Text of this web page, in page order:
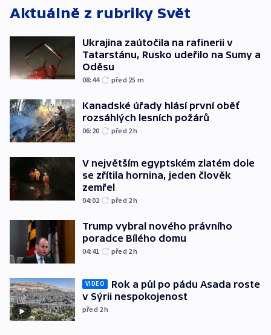
Aktuálně z rubriky Svět
Ukrajina zaútočila na rafinerii v
Tatarstánu, Rusko udeřilo na Sumy a
Oděsu
08:44 před 25 m
Kanadské úřady hlásí první oběť
rozsáhlých lesních požárů
06:20 před 2h
V největším egyptském zlatém dole
se zřítila hornina, jeden člověk
zemřel
04:02 před 2h
Trump vybral nového právního
poradce Bílého domu
04:41 před 2h
VIDEO
Rok a půl po pádu Asada roste
v Sýrii nespokojenost
před 2h